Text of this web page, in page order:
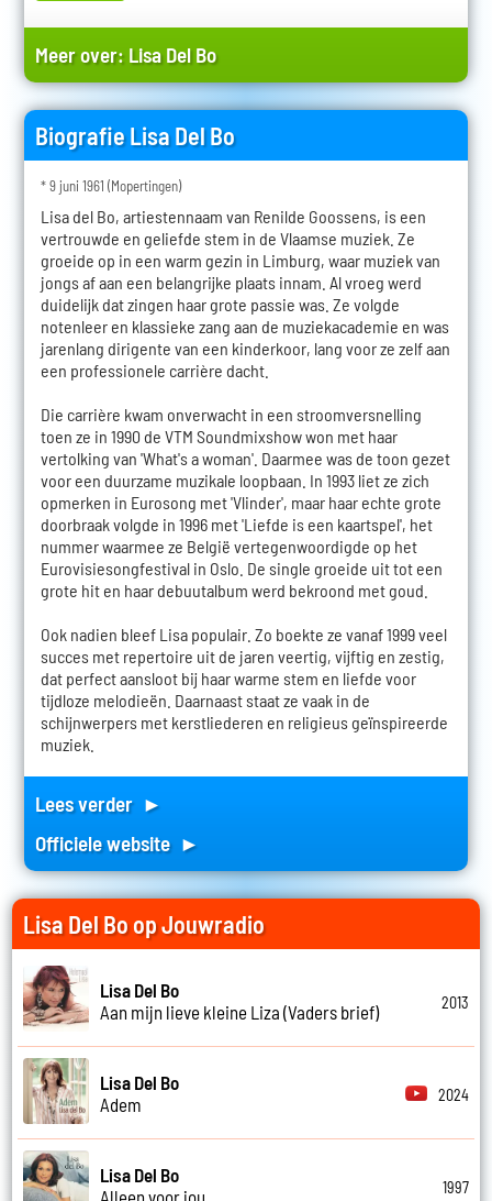
Meer over: Lisa Del Bo
Biografie Lisa Del Bo
* 9 juni 1961 (Mopertingen)
Lisa del Bo, artiestennaam van Renilde Goossens, is een
vertrouwde en geliefde stem in de Vlaamse muziek. Ze
groeide op in een warm gezin in Limburg, waar muziek van
jongs af aan een belangrijke plaats innam. Al vroeg werd
duidelijk dat zingen haar grote passie was. Ze volgde
notenleer en klassieke zang aan de muziekacademie en was
jarenlang dirigente van een kinderkoor, lang voor ze zelf aan
een professionele carrière dacht.
Die carrière kwam onverwacht in een stroomversnelling
toen ze in 1990 de VTM Soundmixshow won met haar
vertolking van 'What's a woman'. Daarmee was de toon gezet
voor een duurzame muzikale loopbaan. In 1993 liet ze zich
opmerken in Eurosong met 'Vlinder', maar haar echte grote
doorbraak volgde in 1996 met 'Liefde is een kaartspel', het
nummer waarmee ze België vertegenwoordigde op het
Eurovisiesongfestival in Oslo. De single groeide uit tot een
grote hit en haar debuutalbum werd bekroond met goud.
Ook nadien bleef Lisa populair. Zo boekte ze vanaf 1999 veel
succes met repertoire uit de jaren veertig, vijftig en zestig,
dat perfect aansloot bij haar warme stem en liefde voor
tijdloze melodieën. Daarnaast staat ze vaak in de
schijnwerpers met kerstliederen en religieus geïnspireerde
muziek.
Lees verder ►
Officiele website ►
Lisa Del Bo op Jouwradio
Lisa Del Bo
Aan mijn lieve kleine Liza (Vaders brief)
2013
Lisa Del Bo
Adem
2024
Lisa Del Bo
Alleen voor jou
1997